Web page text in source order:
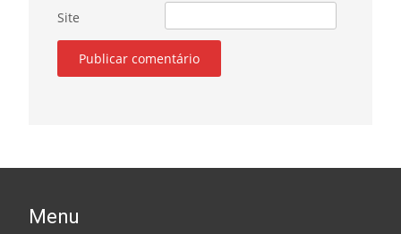
Site
Menu